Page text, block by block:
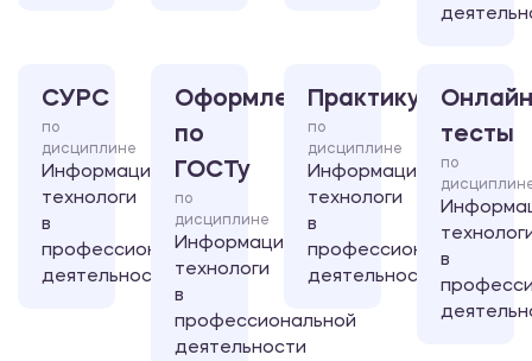
СУРС
по
дисциплине
Информационные
технологи
в
профессиональной
деятельности
Оформление
по
ГОСТу
по
дисциплине
Информационные
технологи
в
профессиональной
деятельности
Практикум
по
дисциплине
Информационные
технологи
в
профессиональной
деятельности
тесты
по
в